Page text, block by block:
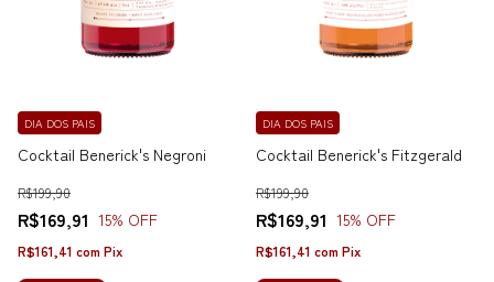
Cocktail Benerick's Negroni
R$169,91
R$199,90
15% OFF
DIA DOS PAIS
R$161,41 com Pix
Cocktail Benerick's Fitzgerald
R$169,91
R$199,90
15% OFF
DIA DOS PAIS
R$161,41 com Pix